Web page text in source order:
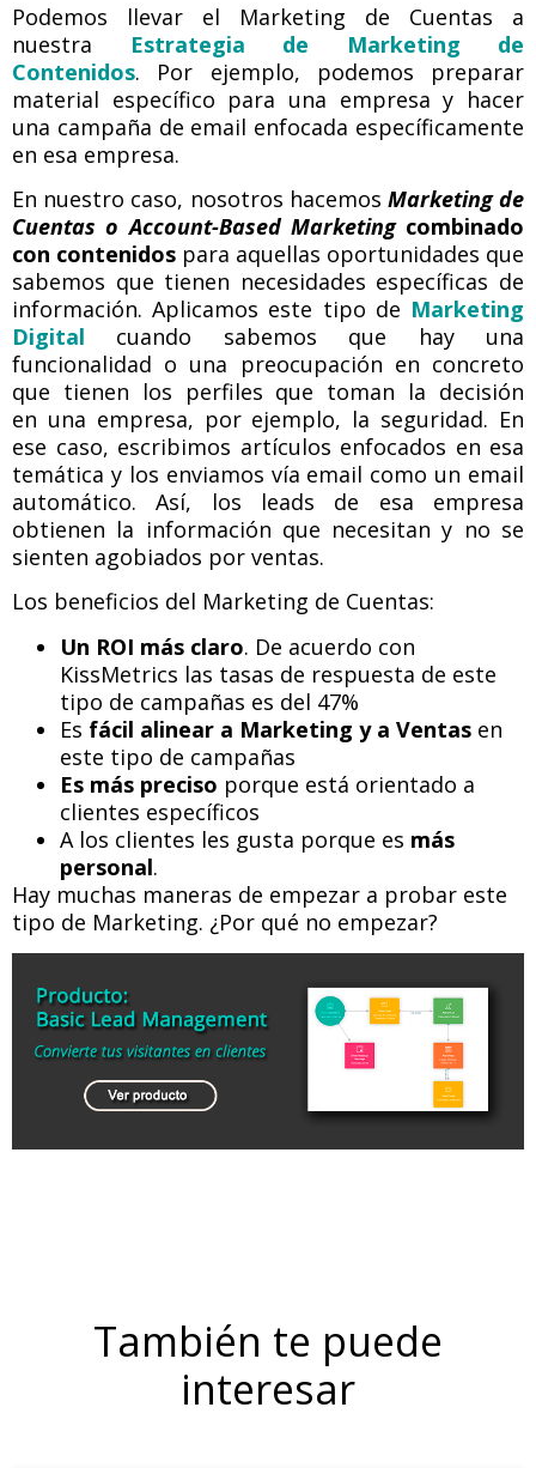
Podemos llevar el Marketing de Cuentas a
nuestra
Estrategia de Marketing de
Contenidos. Por ejemplo, podemos preparar
material específico para una empresa y hacer
una campaña de email enfocada específicamente
en esa empresa.
En nuestro caso, nosotros hacemos Marketing de
Cuentas o Account-Based Marketingcombinado
con contenidos para aquellas oportunidades que
sabemos que tienen necesidades específicas de
información. Aplicamos este tipo de Marketing
Digital cuando sabemos que hay una
funcionalidad o una preocupación en concreto
que tienen los perfiles que toman la decisión
en una empresa, por ejemplo, la seguridad. En
ese caso, escribimos artículos enfocados en esa
temática y los enviamos vía email como un email
automático. Así, los leads de esa empresa
obtienen la información que necesitan y no se
sienten agobiados por ventas.
Los beneficios del Marketing de Cuentas:
Un ROI más claro. De acuerdo con
KissMetrics las tasas de respuesta de este
tipo de campañas es del 47%
Es fácil alinear a Marketing y a Ventas en
este tipo de campañas
Es más preciso porque está orientado a
clientes específicos
A los clientes les gusta porque es más
personal.
Hay muchas maneras de empezar a probar este
tipo de Marketing. ¿Por qué no empezar?
También te puede
interesar